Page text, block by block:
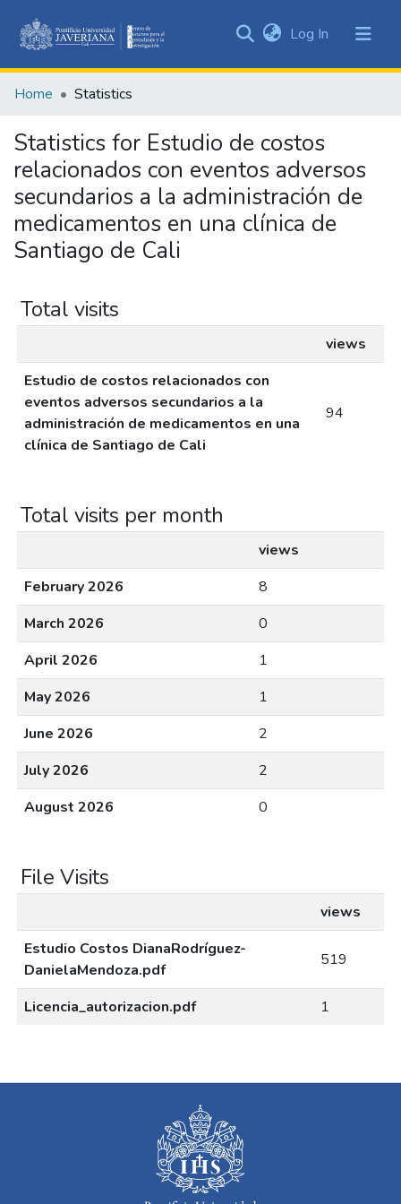
&
All of DSpace
Log In (current)
Home Statistics
Statistics for Estudio de costos
relacionados con eventos adversos
secundarios a la administración de
medicamentos en una clínica de
Santiago de Cali
Total visits
views
Estudio de costos relacionados con
eventos adversos secundarios a la
administración de medicamentos en una
clínica de Santiago de Cali
94
Total visits per month
views
February 2026
8
March 2026
0
April 2026
1
May 2026
1
June 2026
2
July 2026
2
August 2026
0
File Visits
views
Estudio Costos DianaRodríguez-
DanielaMendoza.pdf
519
Licencia_autorizacion.pdf 1